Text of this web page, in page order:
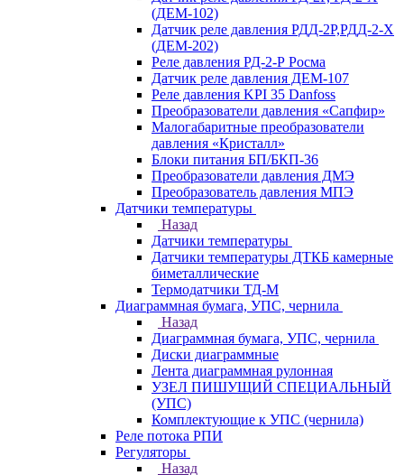
(ДЕМ-102)
Датчик реле давления РДД-2Р,РДД-2-Х
(ДЕМ-202)
Реле давления РД-2-Р Росма
Датчик реле давления ДЕМ-107
Реле давления KPI 35 Danfoss
Преобразователи давления «Сапфир»
Малогабаритные преобразователи
давления «Кристалл»
Блоки питания БП/БКП-36
Преобразователи давления ДМЭ
Преобразователь давления МПЭ
Датчики температуры
Назад
Датчики температуры
Датчики температуры ДТКБ камерные
биметаллические
Термодатчики ТД-М
Диаграммная бумага, УПС, чернила
Назад
Диаграммная бумага, УПС, чернила
Диски диаграммные
Лента диаграммная рулонная
УЗЕЛ ПИШУЩИЙ СПЕЦИАЛЬНЫЙ
(УПС)
Комплектующие к УПС (чернила)
Реле потока РПИ
Регуляторы
Назад